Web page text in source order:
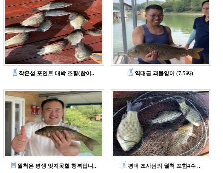
작은섬 포인트 대박 조황(합이.. 역대급 괴물잉어 (7.5짜)
월척은 평생 잊지못할 행복입니.. 평택 조사님의 월척 포함4수 ..